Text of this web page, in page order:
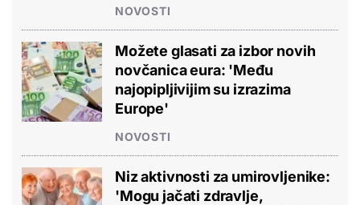
NOVOSTI
Možete glasati za izbor novih
novčanica eura: 'Među
najopipljivijim su izrazima
Europe'
NOVOSTI
Niz aktivnosti za umirovljenike:
'Mogu jačati zdravlje,